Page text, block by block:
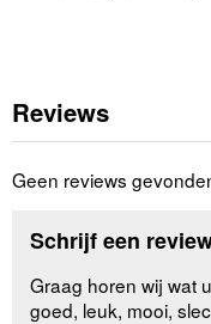
Reviews
Geen reviews
Schrijf een
Graag horen wij wat
goed, leuk, mooi,